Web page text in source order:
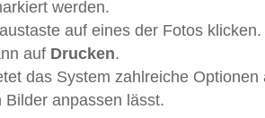
werden.
auf eines der Fotos klicken.
auf Drucken.
das System zahlreiche
anpassen lässt.